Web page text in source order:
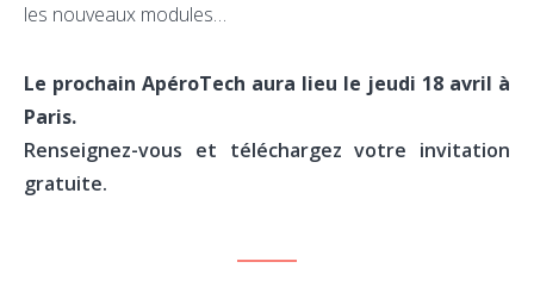
les nouveaux modules…
Le prochain ApéroTech aura lieu le jeudi 18 avril à
Paris.
Renseignez-vous et téléchargez votre invitation
gratuite.